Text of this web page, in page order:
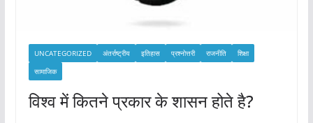
UNCATEGORIZED अंतर्राष्ट्रीय इतिहास प्रश्नोत्तरी राजनीति
शिक्षा
सामाजिक
विश्व में कितने प्रकार के शासन होते है?